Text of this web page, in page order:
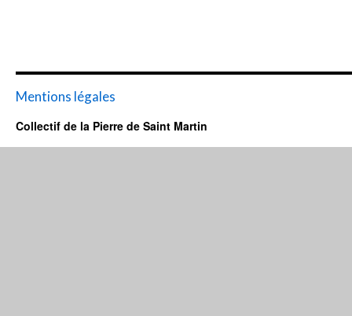
Mentions légales
Collectif de la Pierre de Saint Martin